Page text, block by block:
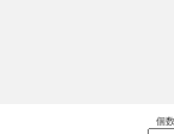
個数